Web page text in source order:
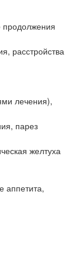
продолжения
расстройства
лечения),
парез
желтуха
аппетита,